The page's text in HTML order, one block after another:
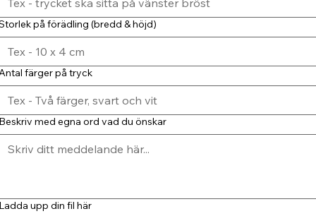
på förädling (bredd & höjd)
färger på tryck
med egna ord vad du önskar
upp din fil här